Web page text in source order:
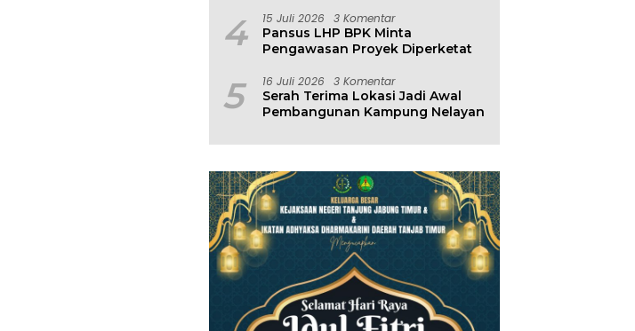
4 15 Juli 2026 3 Komentar
Pansus LHP BPK Minta
Pengawasan Proyek Diperketat
5 16 Juli 2026 3 Komentar
Serah Terima Lokasi Jadi Awal
Pembangunan Kampung Nelayan